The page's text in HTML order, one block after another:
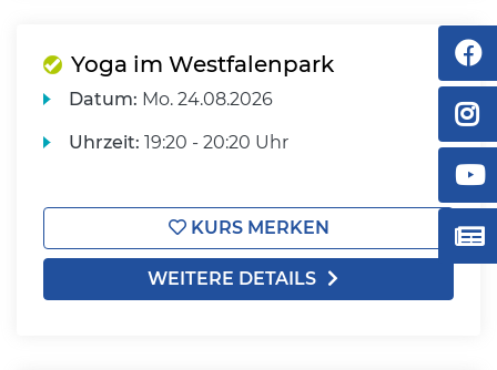
Yoga im Westfalenpark
Datum: Mo. 24.08.2026
Uhrzeit: 19:20 - 20:20 Uhr
KURS MERKEN
WEITERE DETAILS